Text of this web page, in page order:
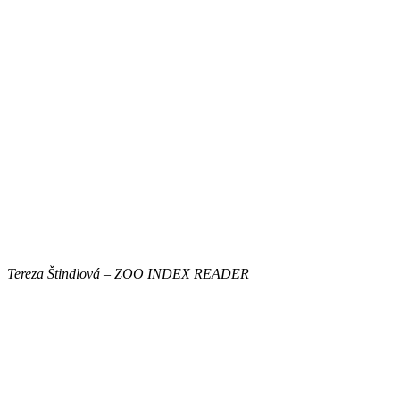
Tereza Štindlová – ZOO INDEX READER